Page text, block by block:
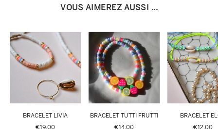
VOUS AIMEREZ AUSSI ...
BRACELET LIVIA
€19.00
BRACELET TUTTI FRUTTI
€14.00
BRACELET
€12.00